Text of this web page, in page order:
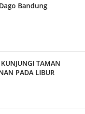
Bandung
TAMAN
PADA LIBUR